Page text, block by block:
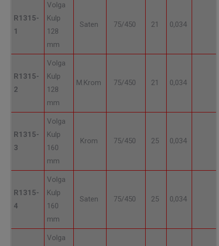
R1315-
1
Volga
Kulp
128
mm
Saten 75/450 21 0,034
R1315-
2
Volga
Kulp
128
mm
M.Krom 75/450 21 0,034
R1315-
3
Volga
Kulp
160
mm
Krom 75/450 25 0,034
R1315-
4
Volga
Kulp
160
mm
Saten 75/450 25 0,034
Volga